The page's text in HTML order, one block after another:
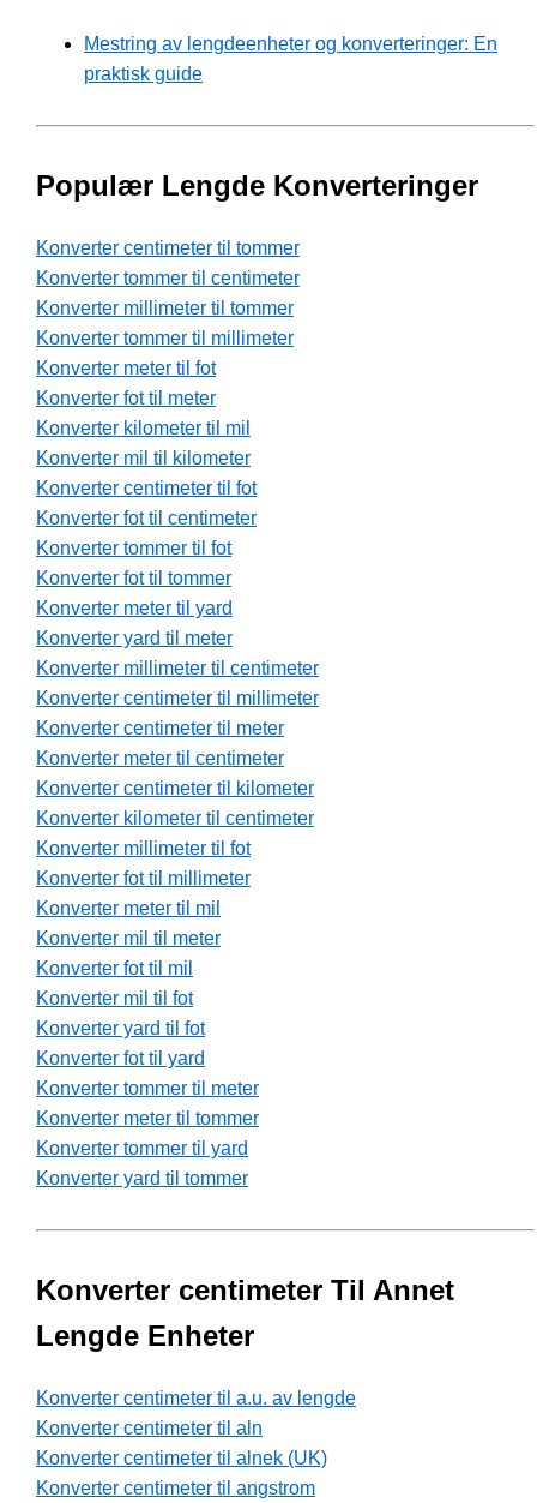
Mestring av lengdeenheter og konverteringer: En
praktisk guide
Populær Lengde Konverteringer
Konverter centimeter til tommer
Konverter tommer til centimeter
Konverter millimeter til tommer
Konverter tommer til millimeter
Konverter meter til fot
Konverter fot til meter
Konverter kilometer til mil
Konverter mil til kilometer
Konverter centimeter til fot
Konverter fot til centimeter
Konverter tommer til fot
Konverter fot til tommer
Konverter meter til yard
Konverter yard til meter
Konverter millimeter til centimeter
Konverter centimeter til millimeter
Konverter centimeter til meter
Konverter meter til centimeter
Konverter centimeter til kilometer
Konverter kilometer til centimeter
Konverter millimeter til fot
Konverter fot til millimeter
Konverter meter til mil
Konverter mil til meter
Konverter fot til mil
Konverter mil til fot
Konverter yard til fot
Konverter fot til yard
Konverter tommer til meter
Konverter meter til tommer
Konverter tommer til yard
Konverter yard til tommer
Konverter centimeter Til Annet
Lengde Enheter
Konverter centimeter til a.u. av lengde
Konverter centimeter til aln
Konverter centimeter til alnek (UK)
Konverter centimeter til angstrom